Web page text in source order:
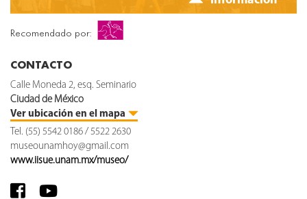
Recomendado por:
CONTACTO
Calle Moneda 2, esq. Seminario
Ciudad de México
Ver ubicación en el mapa
Tel. (55) 5542 0186 / 5522 2630
museounamhoy@gmail.com
www.iisue.unam.mx/museo/